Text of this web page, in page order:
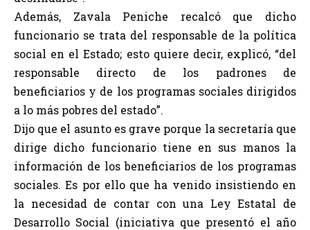
Además, Zavala Peniche recalcó que dicho
funcionario se trata del responsable de la política
social en el Estado; esto quiere decir, explicó, “del
responsable directo de los padrones de
beneficiarios y de los programas sociales dirigidos
a lo más pobres del estado”.
Dijo que el asunto es grave porque la secretaría que
dirige dicho funcionario tiene en sus manos la
información de los beneficiarios de los programas
sociales. Es por ello que ha venido insistiendo en
la necesidad de contar con una Ley Estatal de
Desarrollo Social (iniciativa que presentó el año